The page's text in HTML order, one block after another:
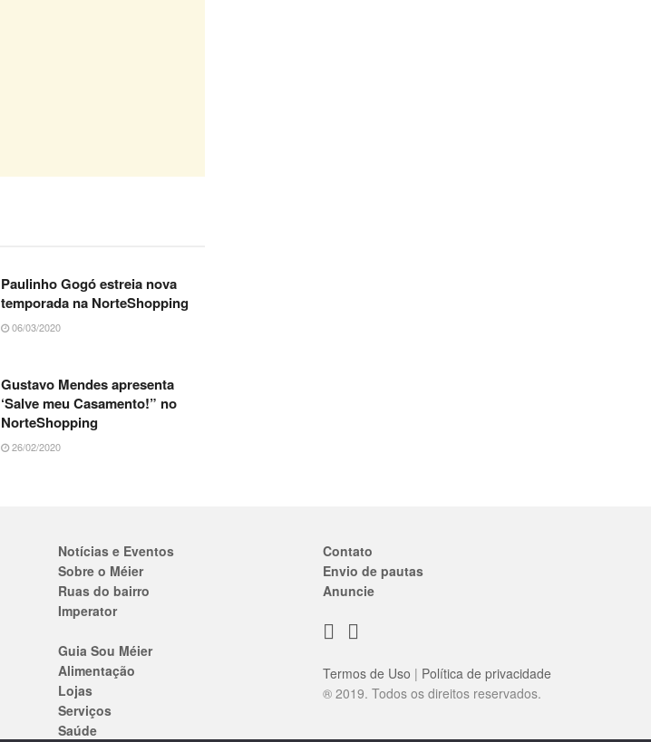
Paulinho Gogó estreia nova
temporada na NorteShopping
06/03/2020
Gustavo Mendes apresenta
‘Salve meu Casamento!” no
NorteShopping
26/02/2020
Notícias e Eventos
Sobre o Méier
Ruas do bairro
Imperator
Guia Sou Méier
Alimentação
Lojas
Serviços
Saúde
Contato
Envio de pautas
Anuncie
Termos de Uso | Política de privacidade
® 2019. Todos os direitos reservados.